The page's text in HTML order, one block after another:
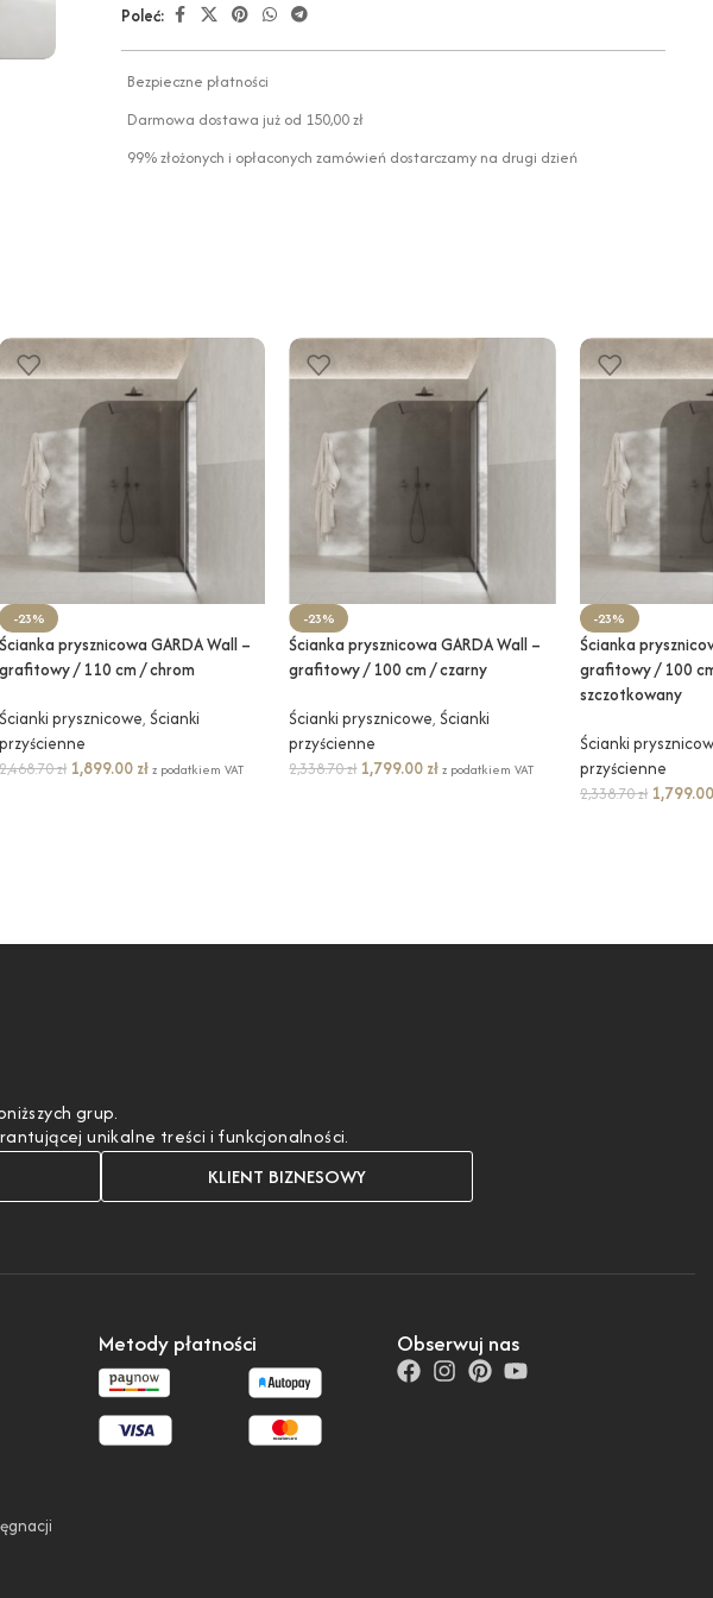
Poleć:
Bezpieczne płatności
Darmowa dostawa już od 150,00 zł
99% złożonych i opłaconych zamówień dostarczamy na drugi dzień
-23%
Ścianka prysznicowa GARDA Wall –
grafitowy / 110 cm / chrom
Ścianki prysznicowe, Ścianki
przyścienne
2,468.70zł 1,899.00 złz podatkiem VAT
-23%
Ścianka prysznicowa GARDA Wall –
grafitowy / 100 cm / czarny
Ścianki prysznicowe, Ścianki
przyścienne
2,338.70zł 1,799.00 zł z podatkiem VAT
-23%
Ścianka
grafitowy / 100
szczotkowany
Ścianki
przyścienne
2,338.70zł
grup.
unikalne treści i funkcjonalności.
KLIENT BIZNESOWY
Metody płatności Obserwuj nas